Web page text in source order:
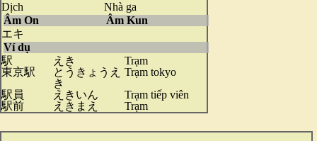
Dịch
Nhà ga
Âm On
エキ
Âm Kun
Ví dụ
駅
えき
Trạm
東京駅
とうきょうえ
き
Trạm tokyo
駅員
えきいん
Trạm tiếp viên
駅前
えきまえ Trạm